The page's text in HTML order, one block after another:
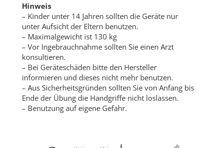
Hinweis
– Kinder unter 14 Jahren sollten die Geräte nur
unter Aufsicht der Eltern benutzen.
– Maximalgewicht ist 130 kg
– Vor Ingebrauchnahme sollten Sie einen Arzt
konsultieren.
– Bei Geräteschäden bitte den Hersteller
informieren und dieses nicht mehr benutzen.
– Aus Sicherheitsgründen sollten Sie von Anfang bis
Ende der Übung die Handgriffe nicht loslassen.
– Benutzung auf eigene Gefahr.